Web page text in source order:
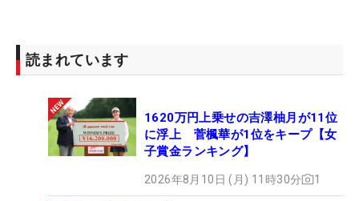
読まれています
1620万円上乗せの吉澤柚月が11位
に浮上 菅楓華が1位をキープ【女
子賞金ランキング】
2026年8月10日 (月) 11時30分 1